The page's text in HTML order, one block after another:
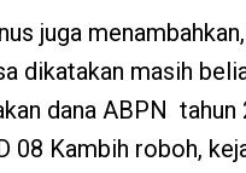
juga
dikatakan masih
dana ABPN tahun
08 Kambih roboh,